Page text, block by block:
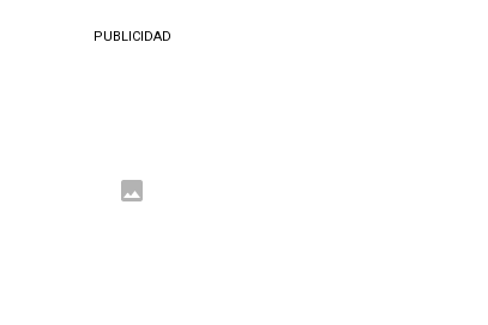
PUBLICIDAD